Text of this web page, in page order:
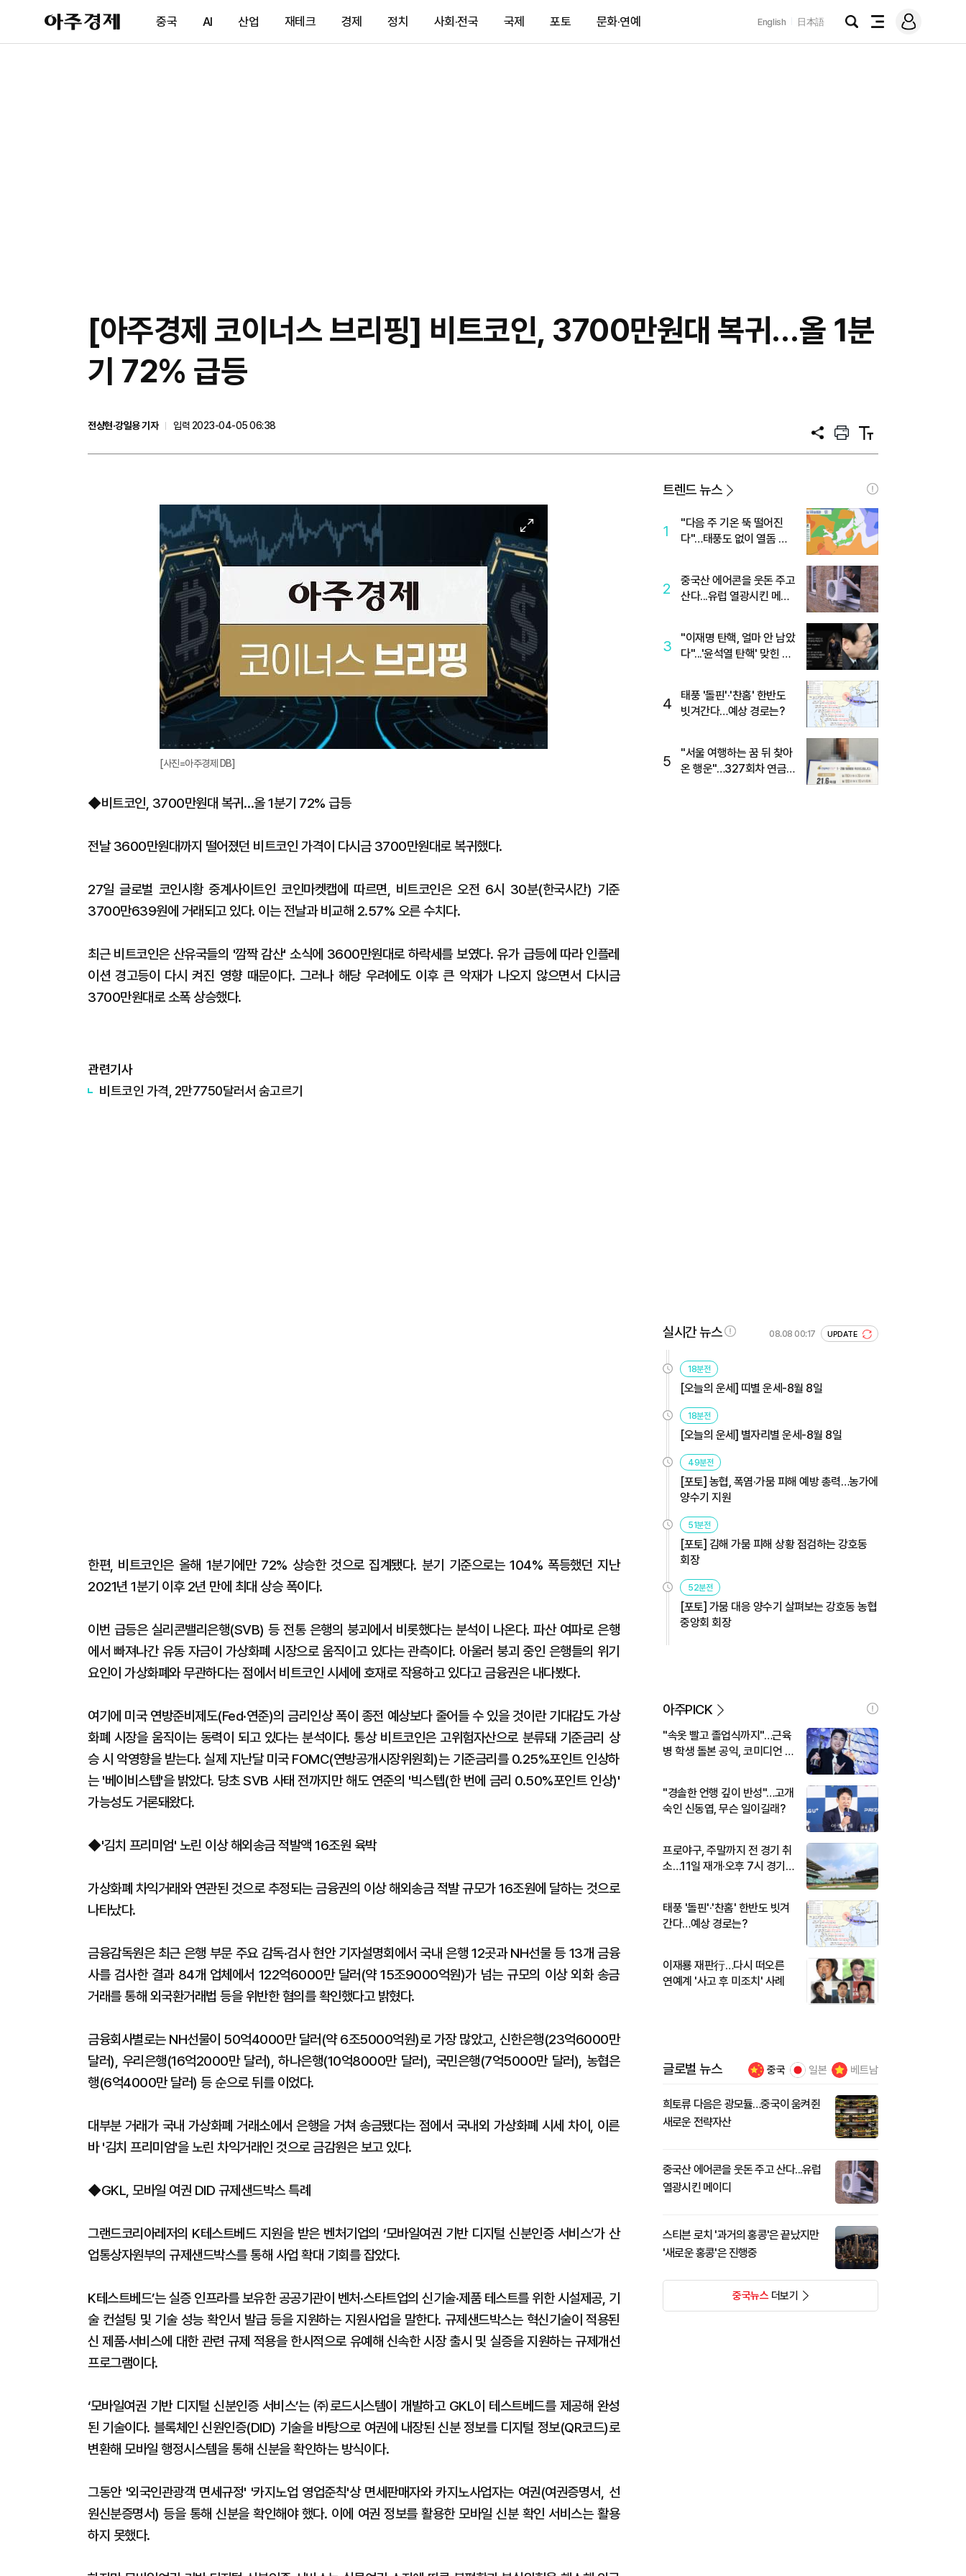
아
주
제
중국 AI 산업 재테크 경제 정치 사회·전국 국제 포토 문화·연예 English 日本語
검
전
메
그
[아주경제 코이너스 브리핑] 비트코인, 3700만원대 복귀…올 1분
기 72% 급등
전상현·강일용 기자
입력 2023-04-05 06:38
공
프
트
텍
트
미
지
확
대
[사진=아주경제 DB]
◆비트코인, 3700만원대 복귀…올 1분기 72% 급등
전날 3600만원대까지 떨어졌던 비트코인 가격이 다시금 3700만원대로 복귀했다.
27일 글로벌 코인시황 중계사이트인 코인마켓캡에 따르면, 비트코인은 오전 6시 30분(한국시간) 기준
3700만639원에 거래되고 있다. 이는 전날과 비교해 2.57% 오른 수치다.
최근 비트코인은 산유국들의 '깜짝 감산' 소식에 3600만원대로 하락세를 보였다. 유가 급등에 따라 인플레
이션 경고등이 다시 켜진 영향 때문이다. 그러나 해당 우려에도 이후 큰 악재가 나오지 않으면서 다시금
3700만원대로 소폭 상승했다.
관련기사
비트코인 가격, 2만7750달러서 숨고르기
한편, 비트코인은 올해 1분기에만 72% 상승한 것으로 집계됐다. 분기 기준으로는 104% 폭등했던 지난
2021년 1분기 이후 2년 만에 최대 상승 폭이다.
이번 급등은 실리콘밸리은행(SVB) 등 전통 은행의 붕괴에서 비롯했다는 분석이 나온다. 파산 여파로 은행
에서 빠져나간 유동 자금이 가상화폐 시장으로 움직이고 있다는 관측이다. 아울러 붕괴 중인 은행들의 위기
요인이 가상화폐와 무관하다는 점에서 비트코인 시세에 호재로 작용하고 있다고 금융권은 내다봤다.
여기에 미국 연방준비제도(Fed·연준)의 금리인상 폭이 종전 예상보다 줄어들 수 있을 것이란 기대감도 가상
화폐 시장을 움직이는 동력이 되고 있다는 분석이다. 통상 비트코인은 고위험자산으로 분류돼 기준금리 상
승 시 악영향을 받는다. 실제 지난달 미국 FOMC(연방공개시장위원회)는 기준금리를 0.25%포인트 인상하
는 '베이비스텝'을 밝았다. 당초 SVB 사태 전까지만 해도 연준의 '빅스텝(한 번에 금리 0.50%포인트 인상)'
가능성도 거론돼왔다.
◆'김치 프리미엄' 노린 이상 해외송금 적발액 16조원 육박
가상화폐 차익거래와 연관된 것으로 추정되는 금융권의 이상 해외송금 적발 규모가 16조원에 달하는 것으로
나타났다.
금융감독원은 최근 은행 부문 주요 감독·검사 현안 기자설명회에서 국내 은행 12곳과 NH선물 등 13개 금융
사를 검사한 결과 84개 업체에서 122억6000만 달러(약 15조9000억원)가 넘는 규모의 이상 외화 송금
거래를 통해 외국환거래법 등을 위반한 혐의를 확인했다고 밝혔다.
금융회사별로는 NH선물이 50억4000만 달러(약 6조5000억원)로 가장 많았고, 신한은행(23억6000만
달러), 우리은행(16억2000만 달러), 하나은행(10억8000만 달러), 국민은행(7억5000만 달러), 농협은
행(6억4000만 달러) 등 순으로 뒤를 이었다.
대부분 거래가 국내 가상화폐 거래소에서 은행을 거쳐 송금됐다는 점에서 국내외 가상화폐 시세 차이, 이른
바 '김치 프리미엄'을 노린 차익거래인 것으로 금감원은 보고 있다.
◆GKL, 모바일 여권 DID 규제샌드박스 특례
그랜드코리아레저의 K테스트베드 지원을 받은 벤처기업의 ‘모바일여권 기반 디지털 신분인증 서비스’가 산
업통상자원부의 규제샌드박스를 통해 사업 확대 기회를 잡았다.
K테스트베드’는 실증 인프라를 보유한 공공기관이 벤처·스타트업의 신기술·제품 테스트를 위한 시설제공, 기
술 컨설팅 및 기술 성능 확인서 발급 등을 지원하는 지원사업을 말한다. 규제샌드박스는 혁신기술이 적용된
신 제품·서비스에 대한 관련 규제 적용을 한시적으로 유예해 신속한 시장 출시 및 실증을 지원하는 규제개선
프로그램이다.
‘모바일여권 기반 디지털 신분인증 서비스’는 ㈜로드시스템이 개발하고 GKL이 테스트베드를 제공해 완성
된 기술이다. 블록체인 신원인증(DID) 기술을 바탕으로 여권에 내장된 신분 정보를 디지털 정보(QR코드)로
변환해 모바일 행정시스템을 통해 신분을 확인하는 방식이다.
그동안 '외국인관광객 면세규정' '카지노업 영업준칙'상 면세판매자와 카지노사업자는 여권(여권증명서, 선
원신분증명서) 등을 통해 신분을 확인해야 했다. 이에 여권 정보를 활용한 모바일 신분 확인 서비스는 활용
하지 못했다.
트렌드 뉴스
1
"다음 주 기온 뚝 떨어진
다"…태풍도 없이 열돔 박
2
중국산 에어콘을 웃돈 주고
산다...유럽 열광시킨 메이
3
"이재명 탄핵, 얼마 안 남았
다"...'윤석열 탄핵' 맞힌 무
4
태풍 '돌핀'·'찬홈' 한반도
빗겨간다…예상 경로는?
5
"서울 여행하는 꿈 뒤 찾아
온 행운"…327회차 연금
실시간 뉴스 08.08 00:17 UPDATE
18분전
[오늘의 운세] 띠별 운세-8월 8일
18분전
[오늘의 운세] 별자리별 운세-8월 8일
49분전
[포토] 농협, 폭염·가뭄 피해 예방 총력…농가에
양수기 지원
51분전
[포토] 김해 가뭄 피해 상황 점검하는 강호동
회장
52분전
[포토] 가뭄 대응 양수기 살펴보는 강호동 농협
중앙회 회장
아주PICK
"속옷 빨고 졸업식까지"…근육
병 학생 돌본 공익, 코미디언 김
"경솔한 언행 깊이 반성"…고개
숙인 신동엽, 무슨 일이길래?
프로야구, 주말까지 전 경기 취
소…11일 재개·오후 7시 경기
태풍 '돌핀'·'찬홈' 한반도 빗겨
간다…예상 경로는?
이재룡 재판行…다시 떠오른
연예계 '사고 후 미조치' 사례
글로벌 뉴스 중국 일본 베트남
희토류 다음은 광모듈…중국이 움켜쥔
새로운 전략자산
중국산 에어콘을 웃돈 주고 산다...유럽
열광시킨 메이디
스티븐 로치 '과거의 홍콩'은 끝났지만
'새로운 홍콩'은 진행중
중국뉴스더보기